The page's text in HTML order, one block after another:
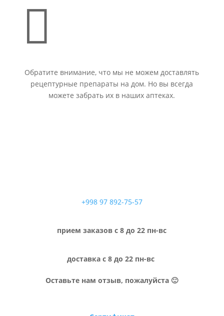

Обратите внимание, что мы не можем доставлять
рецептурные препараты на дом. Но вы всегда
можете забрать их в наших аптеках.
+998 97 892-75-57
прием заказов с 8 до 22 пн-вс
доставка с 8 до 22 пн-вс
Оставьте нам отзыв, пожалуйста 🙂